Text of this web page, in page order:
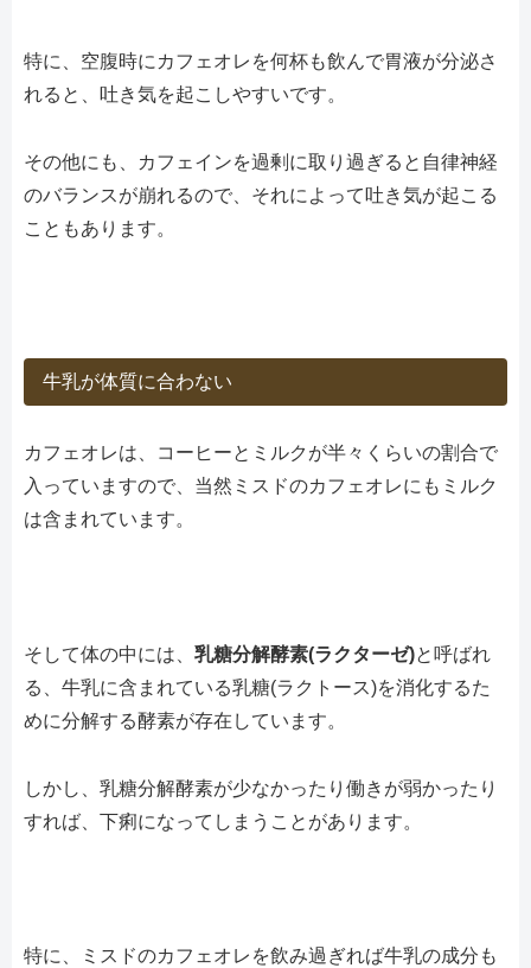
特に、空腹時にカフェオレを何杯も飲んで胃液が分泌さ
れると、吐き気を起こしやすいです。
その他にも、カフェインを過剰に取り過ぎると自律神経
のバランスが崩れるので、それによって吐き気が起こる
こともあります。
牛乳が体質に合わない
カフェオレは、コーヒーとミルクが半々くらいの割合で
入っていますので、当然ミスドのカフェオレにもミルク
は含まれています。
そして体の中には、 乳糖分解酵素(ラクターゼ)と呼ばれ
る、牛乳に含まれている乳糖(ラクトース)を消化するた
めに分解する酵素が存在しています。
しかし、乳糖分解酵素が少なかったり働きが弱かったり
すれば、下痢になってしまうことがあります。
特に、ミスドのカフェオレを飲み過ぎれば牛乳の成分も